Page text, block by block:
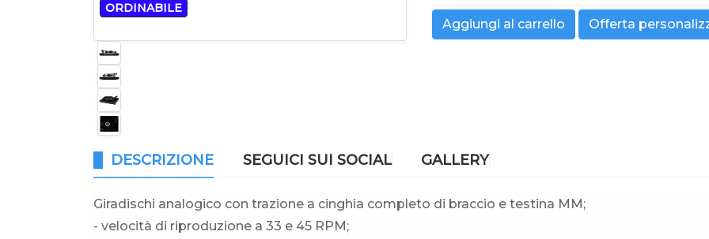
ORDINABILE
Aggiungi al carrello Offerta
DESCRIZIONE SEGUICI SUI SOCIAL GALLERY
Giradischi analogico con trazione a cinghia completo di braccio e testina MM;
- velocità di riproduzione a 33 e 45 RPM;